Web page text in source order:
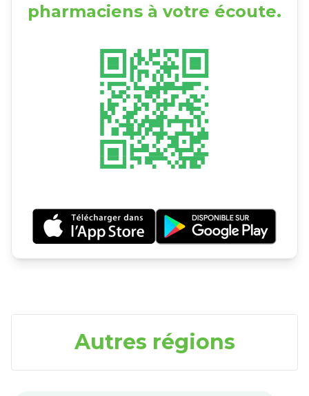
pharmaciens à votre écoute.
Autres régions